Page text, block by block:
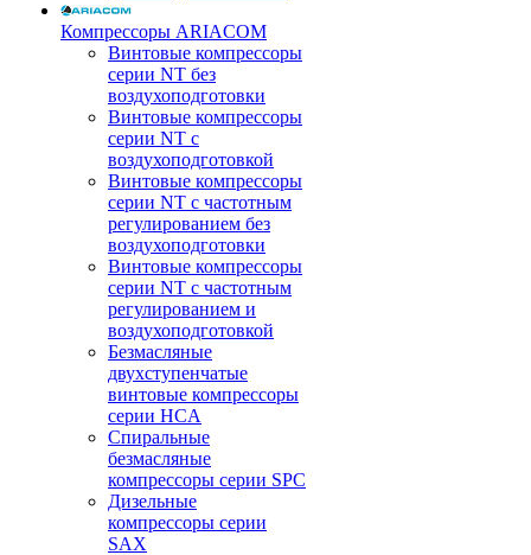
Компрессоры ARIACOM
Винтовые компрессоры
серии NT без
воздухоподготовки
Винтовые компрессоры
серии NT c
воздухоподготовкой
Винтовые компрессоры
серии NT с частотным
регулированием без
воздухоподготовки
Винтовые компрессоры
серии NT с частотным
регулированием и
воздухоподготовкой
Безмасляные
двухступенчатые
винтовые компрессоры
серии HCA
Спиральные
безмасляные
компрессоры серии SPC
Дизельные
компрессоры серии
SAX